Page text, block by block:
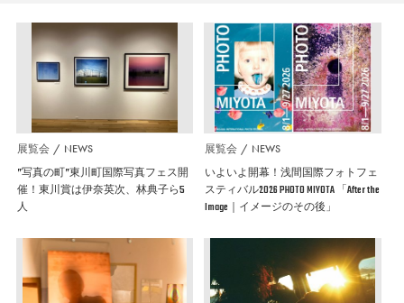
展覧会 NEWS
”写真の町”東川町国際写真フェス開
催！東川賞は伊奈英次、林典子ら5
人
展覧会 NEWS
いよいよ開幕！浅間国際フォトフェ
スティバル2026 PHOTO MIYOTA 「After the
Image｜イメージのその後」